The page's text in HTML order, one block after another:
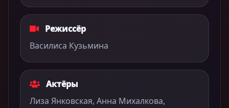
Режиссёр
Василиса Кузьмина
Актёры
Лиза Янковская, Анна Михалкова,